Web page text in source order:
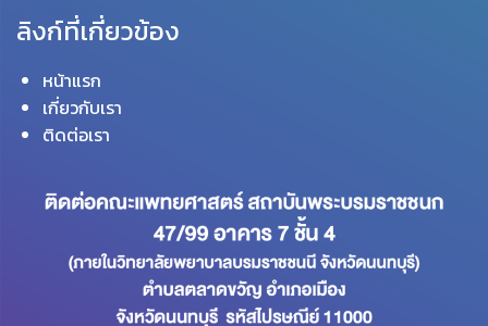
ลิงก์ที่เกี่ยวข้อง
หน้าแรก
เกี่ยวกับเรา
ติดต่อเรา